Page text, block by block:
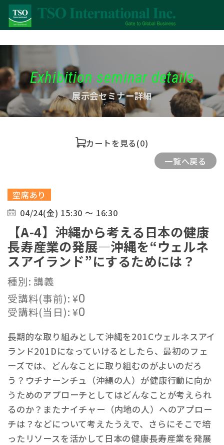
Exhibition seminar details
展示会セミナー詳細
カートを見る(0)
一覧へ戻る
空席あり
04/24(金) 15:30 ～ 16:30
【A-4】沖縄から考える日本の健康
長寿産業の発展―沖縄を“ウェルネ
スアイランド”にするためには？
種別: 講義
受講料(事前):¥0
受講料(当日):¥0
長期的な取り組みとして沖縄を201Cウェルネスアイ
ランド201Dになっていけるとしたら、最初のフェ
ーズでは、どんなことに取り組むのがよいのだろ
う？ウチナーンチュ（沖縄の人）が健康行動に向か
うためのアプローチとしてはどんなことが考えられ
るのか？またナイチャー（内地の人）へのアプロー
チは？などについて考えたうえで、さらにそこで培
ったリソースを活かして日本の健康長寿産業を発展